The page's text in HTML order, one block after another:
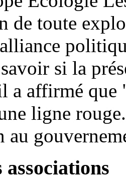
de toute
si la
a affirmé que
ligne
associations